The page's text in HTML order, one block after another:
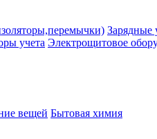
учета Электрощитовое
вещей Бытовая химия